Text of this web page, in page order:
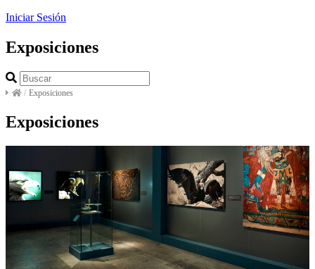
Iniciar Sesión
Exposiciones
/ Exposiciones
Exposiciones